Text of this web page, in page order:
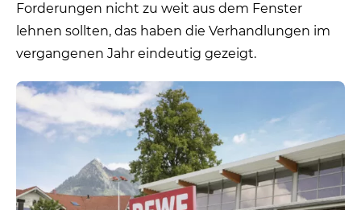
Forderungen nicht zu weit aus dem Fenster
lehnen sollten, das haben die Verhandlungen im
vergangenen Jahr eindeutig gezeigt.